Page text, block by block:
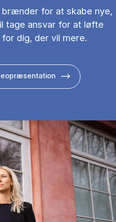
brænder for at skabe nye,
tage ansvar for at løfte
dig, der vil mere.